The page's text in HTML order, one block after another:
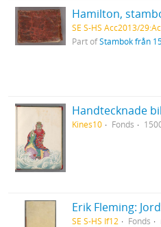
Hamilton,
SE S-HS Acc2013/
Part ofStambok från
Kines10 Fonds
Erik Fleming:
SE S-HS If12 Fonds